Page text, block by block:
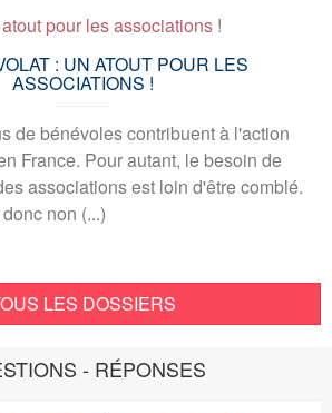
: UN ATOUT POUR LES
ASSOCIATIONS !
de bénévoles contribuent à l'action
France. Pour autant, le besoin de
associations est loin d'être comblé.
non (...)
LES DOSSIERS
- RÉPONSES